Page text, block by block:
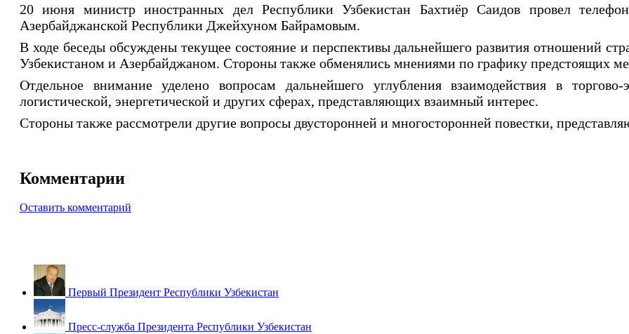
20 июня министр иностранных дел Республики Узбекистан Бахтиёр Саидов провел
Азербайджанской Республики Джейхуном Байрамовым.
В ходе беседы обсуждены текущее состояние и перспективы дальнейшего развития отношений
Узбекистаном и Азербайджаном. Стороны также обменялись мнениями по графику предстоящих
Отдельное внимание уделено вопросам дальнейшего углубления взаимодействия в торгово-
логистической, энергетической и других сферах, представляющих взаимный интерес.
Стороны также рассмотрели другие вопросы двусторонней и многосторонней повестки,
Комментарии
Оставить комментарий
Первый Президент Республики Узбекистан
Пресс-служба Президента Республики Узбекистан